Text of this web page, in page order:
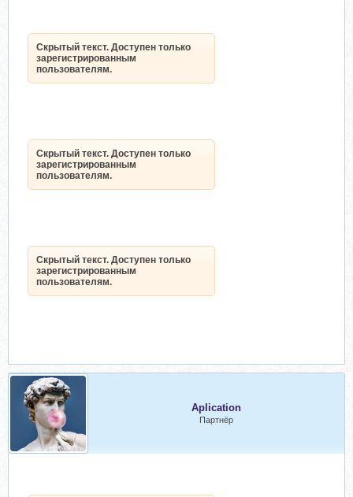
Скрытый текст. Доступен только
зарегистрированным
пользователям.
Скрытый текст. Доступен только
зарегистрированным
пользователям.
Скрытый текст. Доступен только
зарегистрированным
пользователям.
Aplication
Партнёр